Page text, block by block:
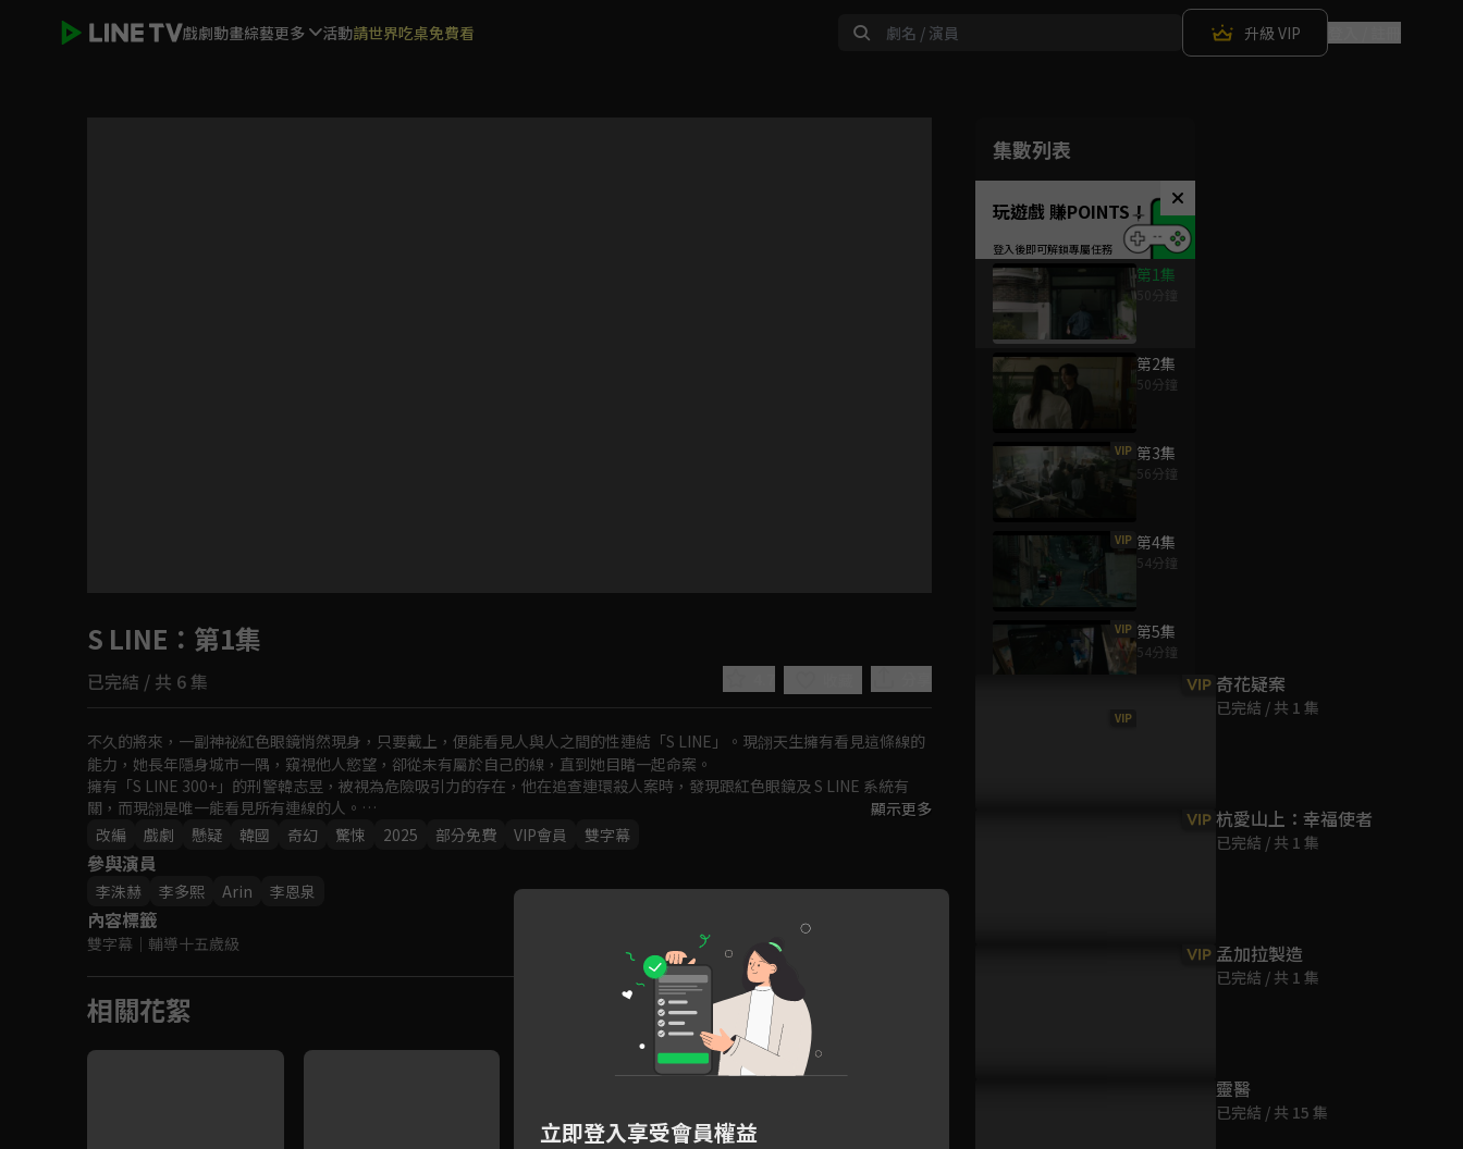
戲劇動畫綜藝更多 活動請世界吃桌免費看 升級 VIP
Play
如有不便請見諒
集數列表
玩遊戲 賺POINTS！
第1集
第2集
50分鐘
VIP 第3集
56分鐘
VIP 第4集
54分鐘
VIP 第5集
54分鐘
VIP
S LINE ：第1集
已完結 / 共 6 集
不久的將來，一副神祕紅色眼鏡悄然現身，只要戴上，便能看見人與人之間的性連結「S LINE」。現翖天生擁有看見這條線的
能力，她長年隱身城市一隅，窺視他人慾望，卻從未有屬於自己的線，直到她目睹一起命案。
擁有「S LINE 300+」的刑警韓志昱，被視為危險吸引⼒的存在，他在追查連環殺人案時，發現跟紅色眼鏡及 S LINE 系統有
關，而現翖是唯一能看見所有連線的人。
隨案件擴大，「覺醒者」們聚集神祕宗教組織，準備發起「看見慾望即審判」為信仰的審判日。在善與惡的界線，現翖將面對
她命中註定的身分「S線之人」。
顯示更多
改編
戲劇 懸疑 韓國 奇幻 驚悚 2025 部分免費 VIP會員 雙字幕
參與演員
李洙赫 李多熙 Arin 李恩泉
內容標籤
雙字幕 ｜ 輔導十五歲級
相關花絮
為您推薦
VIP 奇花疑案
已完結 / 共 1 集
VIP 杭愛山上：幸福使者
已完結 / 共 1 集
VIP 孟加拉製造
已完結 / 共 1 集
靈醫
已完結 / 共 15 集
立即登入享受會員權益